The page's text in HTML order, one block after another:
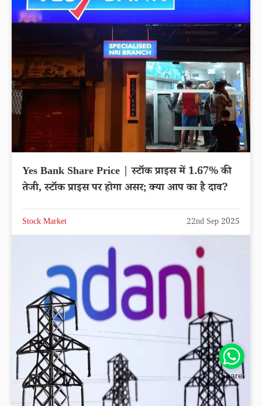
Yes Bank Share Price | स्टॉक प्राइस में 1.67% की
तेजी, स्टॉक प्राइस पर होगा असर; क्या आप का है दाव?
Stock Market 22nd Sep 2025
Share